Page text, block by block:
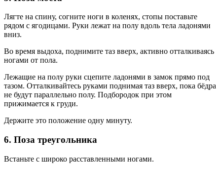
Лягте на спину, согните ноги в коленях, стопы поставьте
рядом с ягодицами. Руки лежат на полу вдоль тела ладонями
вниз.
Во время выдоха, поднимите таз вверх, активно отталкиваясь
ногами от пола.
Лежащие на полу руки сцепите ладонями в замок прямо под
тазом. Отталкивайтесь руками поднимая таз вверх, пока бёдра
не будут параллельно полу. Подбородок при этом
прижимается к груди.
Держите это положение одну минуту.
6. Поза треугольника
Встаньте с широко расставленными ногами.